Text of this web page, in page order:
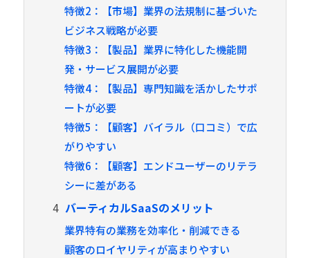
特徴2：【市場】業界の法規制に基づいた
ビジネス戦略が必要
特徴3：【製品】業界に特化した機能開
発・サービス展開が必要
特徴4：【製品】専門知識を活かしたサポ
ートが必要
特徴5：【顧客】バイラル（口コミ）で広
がりやすい
特徴6：【顧客】エンドユーザーのリテラ
シーに差がある
4 バーティカルSaaSのメリット
業界特有の業務を効率化・削減できる
顧客のロイヤリティが高まりやすい